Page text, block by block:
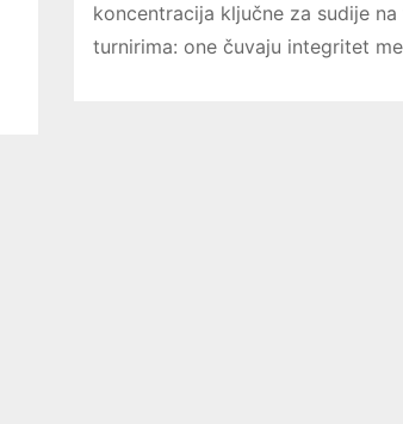
koncentracija ključne za sudije na
turnirima: one čuvaju integritet